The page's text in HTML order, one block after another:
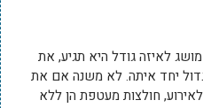
לאיזה גודל היא תגיע, את
יחד איתה. לא משנה אם את
חולצות מעטפת הן ללא